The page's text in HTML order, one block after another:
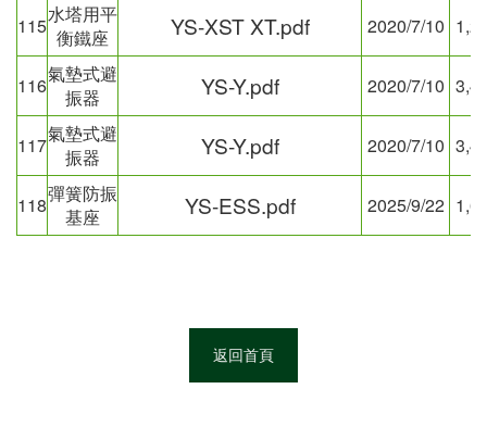
115水塔用平
衡鐵座
YS-XST XT.pdf 2020/7/10
116氣墊式避
振器
YS-Y.pdf 2020/7/10
117氣墊式避
振器
YS-Y.pdf 2020/7/10
118彈簧防振
基座
YS-ESS.pdf 2025/9/22
返回首頁